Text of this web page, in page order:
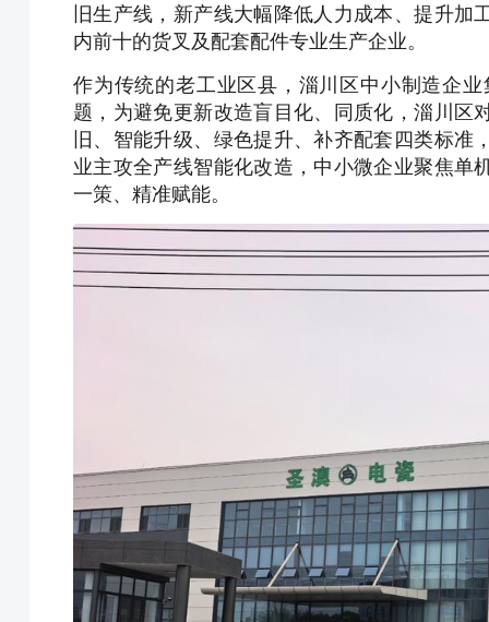
旧生产线，新产线大幅降低人力成本、提升加
内前十的货叉及配套配件专业生产企业。
作为传统的老工业区县，淄川区中小制造企
题，为避免更新改造盲目化、同质化，淄川区
旧、智能升级、绿色提升、补齐配套四类标准
业主攻全产线智能化改造，中小微企业聚焦单
一策、精准赋能。